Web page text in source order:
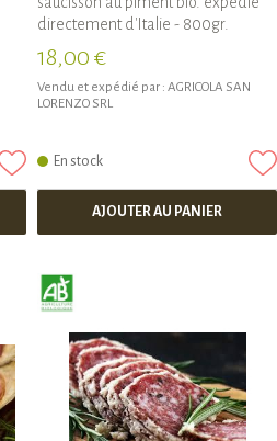
directement d'Italie - 800gr.
18,00 €
Vendu et expédié par : AGRICOLA SAN
LORENZO SRL
En stock
AJOUTER AU PANIER